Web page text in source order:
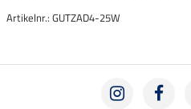
Artikelnr.: GUTZAD4-25W